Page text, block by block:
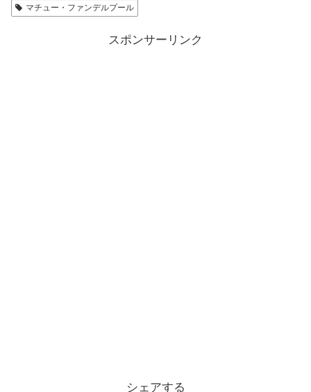
マチュー・ファンデルプール
スポンサーリンク
シェアする